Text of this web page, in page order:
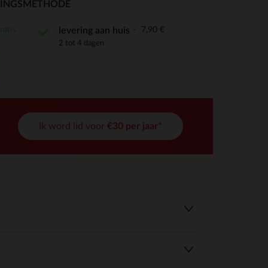
aan te passen en te beheren, en zorgt ervoor dat aan
levering aan huis 7,90 €
2 tot 4 dagen
Ik word lid voor €30 per jaar*